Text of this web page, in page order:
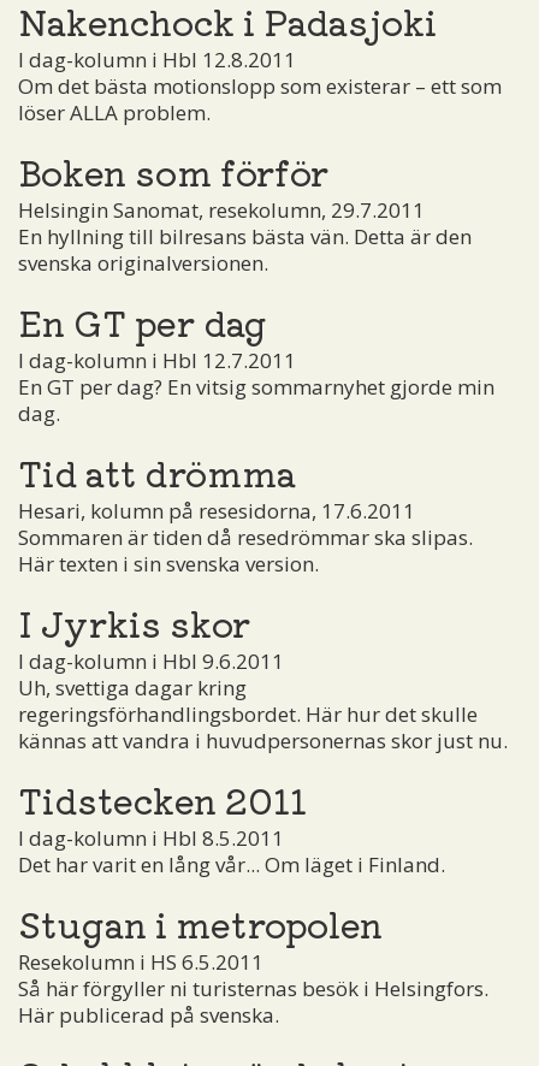
Nakenchock i Padasjoki
I dag-kolumn i Hbl 12.8.2011
Om det bästa motionslopp som existerar – ett som
löser ALLA problem.
Boken som förför
Helsingin Sanomat, resekolumn, 29.7.2011
En hyllning till bilresans bästa vän. Detta är den
svenska originalversionen.
En GT per dag
I dag-kolumn i Hbl 12.7.2011
En GT per dag? En vitsig sommarnyhet gjorde min
dag.
Tid att drömma
Hesari, kolumn på resesidorna, 17.6.2011
Sommaren är tiden då resedrömmar ska slipas.
Här texten i sin svenska version.
I Jyrkis skor
I dag-kolumn i Hbl 9.6.2011
Uh, svettiga dagar kring
regeringsförhandlingsbordet. Här hur det skulle
kännas att vandra i huvudpersonernas skor just nu.
Tidstecken 2011
I dag-kolumn i Hbl 8.5.2011
Det har varit en lång vår... Om läget i Finland.
Stugan i metropolen
Resekolumn i HS 6.5.2011
Så här förgyller ni turisternas besök i Helsingfors.
Här publicerad på svenska.